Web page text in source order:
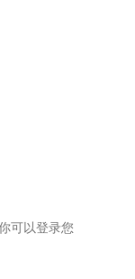
可以登录您